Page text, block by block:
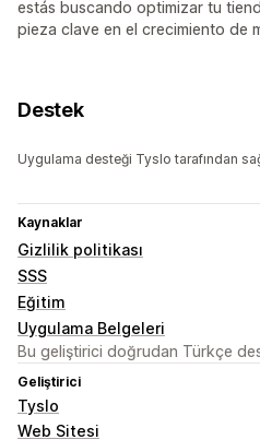
estás buscando optimizar tu
pieza clave en el crecimiento de
Destek
Uygulama desteği Tyslo tarafından
Kaynaklar
Gizlilik politikası
SSS
Eğitim
Uygulama Belgeleri
Bu geliştirici doğrudan Türkçe
Geliştirici
Tyslo
Web Sitesi